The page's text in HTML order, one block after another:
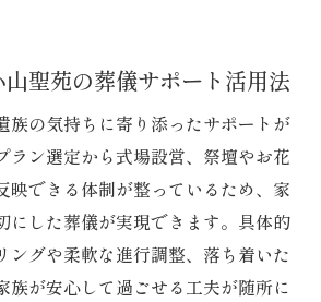
聖苑の葬儀サポート活用法
族の気持ちに寄り添ったサポートが
ラン選定から式場設営、祭壇やお花
映できる体制が整っているため、家
にした葬儀が実現できます。具体的
ングや柔軟な進行調整、落ち着いた
族が安心して過ごせる工夫が随所に